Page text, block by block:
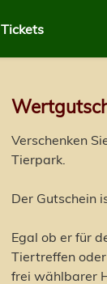
Tickets
Verschenken
Tierpark.
Der Gutschein
Egal ob er für
Tiertreffen
frei wählbarer